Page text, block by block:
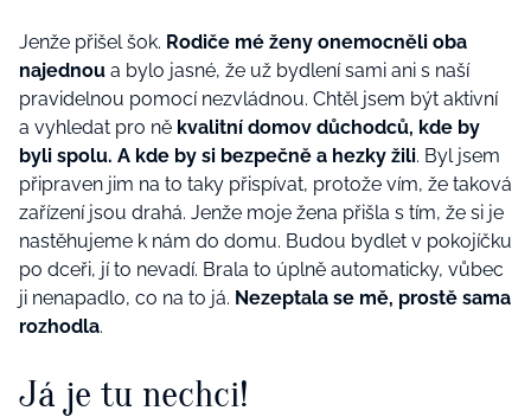
Jenže přišel šok. Rodiče mé ženy onemocněli oba
najednou a bylo jasné, že už bydlení sami ani s naší
pravidelnou pomocí nezvládnou. Chtěl jsem být aktivní
a vyhledat pro ně kvalitní domov důchodců, kde by
byli spolu. A kde by si bezpečně a hezky žili. Byl jsem
připraven jim na to taky přispívat, protože vím, že taková
zařízení jsou drahá. Jenže moje žena přišla s tím, že si je
nastěhujeme k nám do domu. Budou bydlet v pokojíčku
po dceři, jí to nevadí. Brala to úplně automaticky, vůbec
ji nenapadlo, co na to já. Nezeptala se mě, prostě sama
rozhodla.
Já je tu nechci!